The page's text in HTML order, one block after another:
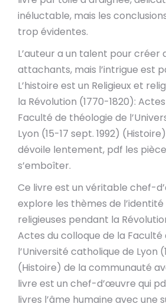
inéluctable, mais les
trop évidentes.
L’auteur a un talent pour créer
attachants, mais l’intrigue est
L’histoire est un Religieux et
la Révolution (1770-1820):
Faculté de théologie de
Lyon (15-17 sept. 1992)
dévoile lentement, pdf les
s’emboîter.
Ce livre est un véritable chef-
explore les thèmes de l’identité
religieuses pendant la
Actes du colloque de la
l’Université catholique de Lyon
(Histoire) de la communauté
livre est un chef-d’œuvre qui
livres l’âme humaine avec une